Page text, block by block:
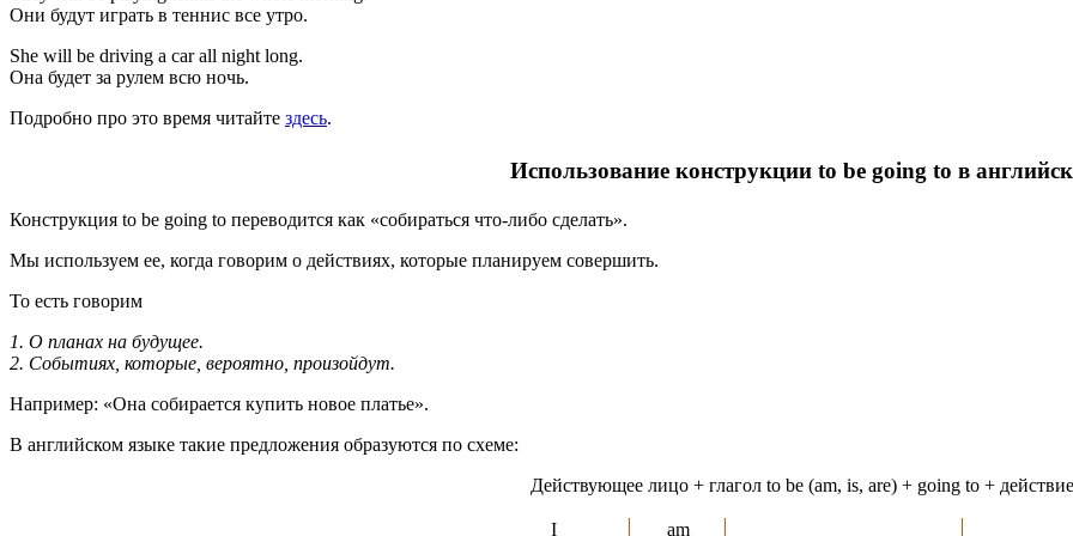
Они будут играть в теннис все утро.
She will be driving a car all night long.
Она будет за рулем всю ночь.
Подробно про это время читайте здесь.
Использование конструкции to be going to в
Конструкция to be going to переводится как «собираться что-либо сделать».
Мы используем ее, когда говорим о действиях, которые планируем совершить.
То есть говорим
1. О планах на будущее.
2. Событиях, которые, вероятно, произойдут.
Например: «Она собирается купить новое платье».
В английском языке такие предложения образуются по схеме:
Действующее лицо + глагол to be (am, is, are) + going to +
I am